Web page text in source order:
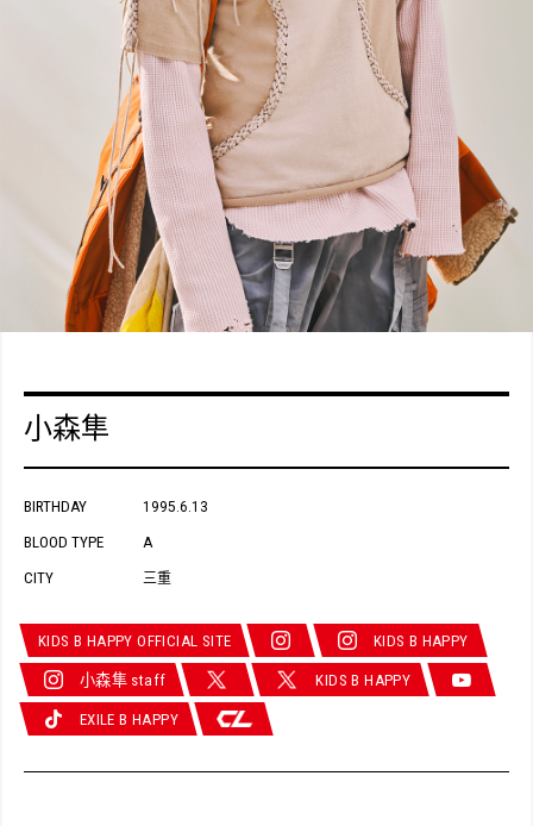
小森隼
BIRTHDAY 1995.6.13
BLOOD TYPE A
CITY 三重
KIDS B HAPPY OFFICIAL SITE KIDS B HAPPY
小森隼 staff KIDS B HAPPY
EXILE B HAPPY